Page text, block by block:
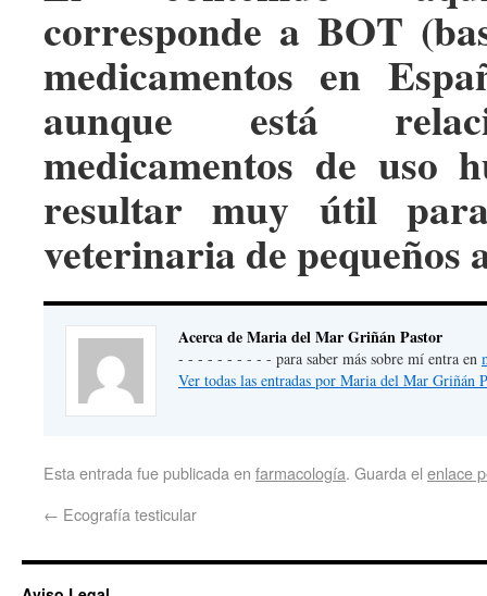
corresponde a BOT
medicamentos en
aunque está
medicamentos de uso
resultar muy útil
veterinaria de pequeños
Acerca de Maria del Mar Griñán Pastor
- - - - - - - - - - para saber más sobre mí entra en
Ver todas las entradas por Maria del Mar Griñán
Esta entrada fue publicada en farmacología. Guarda el enlace
← Ecografía testicular